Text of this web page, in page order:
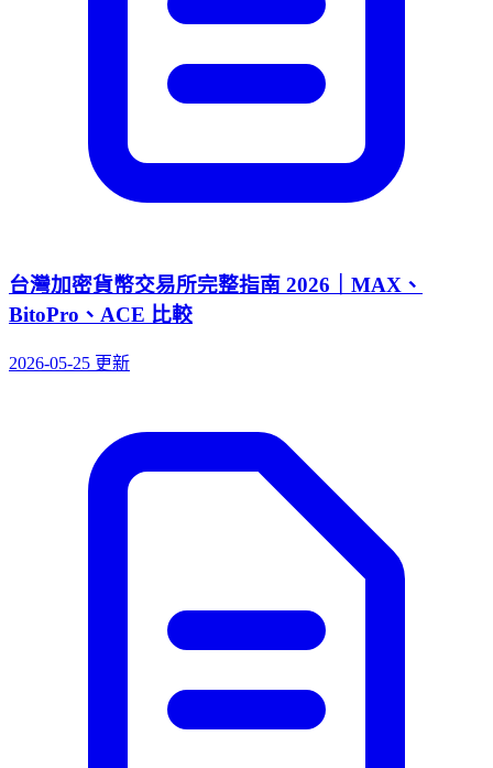
台灣加密貨幣交易所完整指南 2026｜MAX、
BitoPro、ACE 比較
2026-05-25 更新